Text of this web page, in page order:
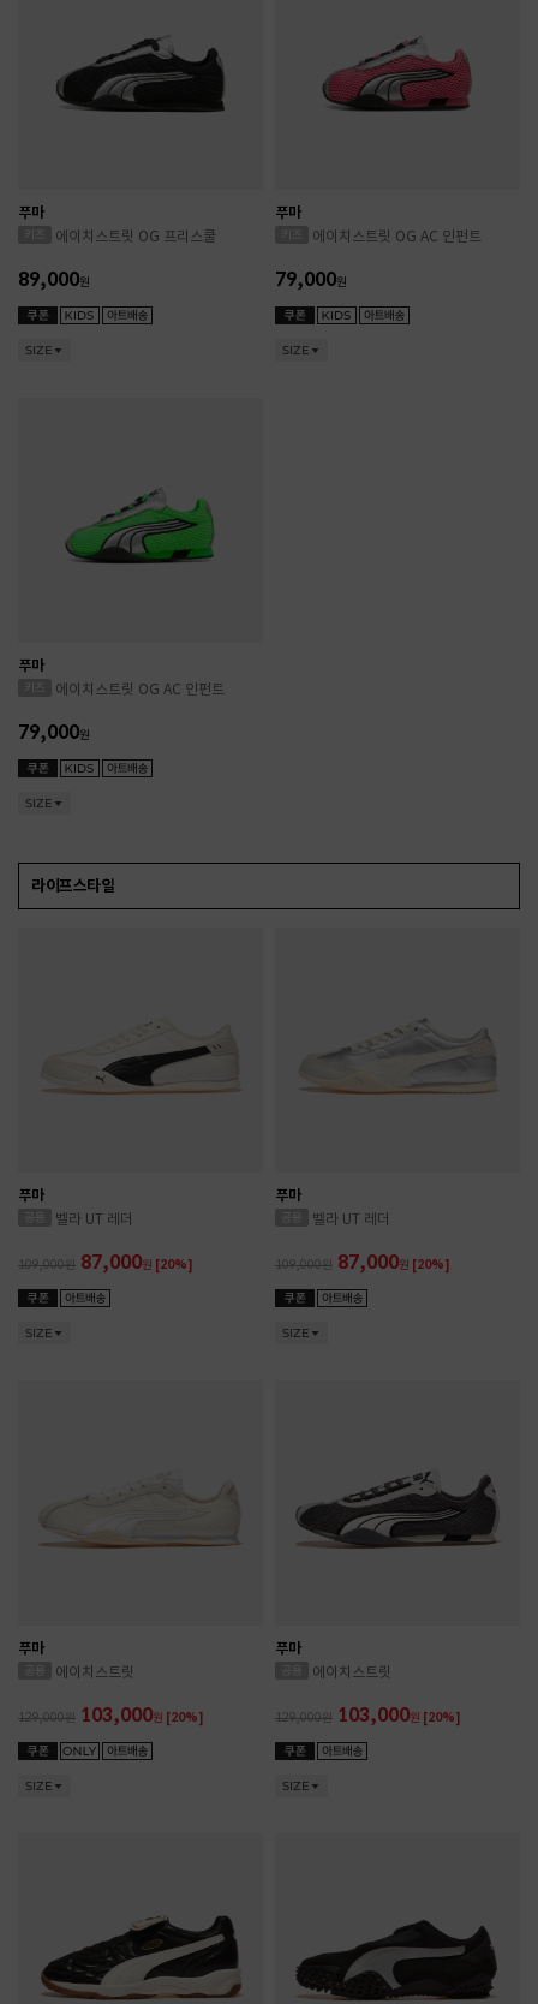
푸마
에이치스트릿 OG 프리스쿨
89,000원
SIZE
푸마
에이치스트릿 OG AC 인펀트
79,000원
SIZE
푸마
에이치스트릿 OG AC 인펀트
79,000원
SIZE
라이프스타일
푸마
벨라 UT 레더
109,000 87,000원 [20%]
SIZE
푸마
벨라 UT 레더
109,000 87,000원 [20%]
SIZE
푸마
에이치스트릿
129,000 103,000원 [20%]
SIZE
푸마
에이치스트릿
129,000 103,000원 [20%]
SIZE